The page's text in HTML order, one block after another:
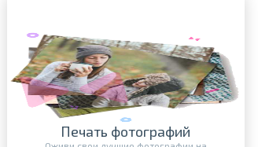
Печать фотографий